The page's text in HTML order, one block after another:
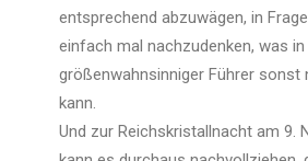
entsprechend abzuwägen, in
einfach mal nachzudenken, was
größenwahnsinniger Führer sonst
kann.
Und zur Reichskristallnacht am 9.